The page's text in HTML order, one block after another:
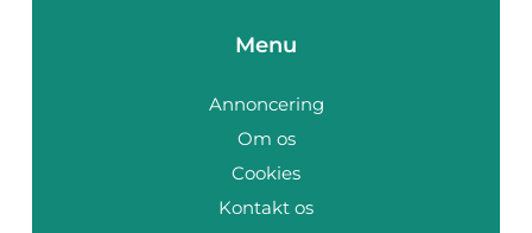
Menu
Annoncering
Om os
Cookies
Kontakt os